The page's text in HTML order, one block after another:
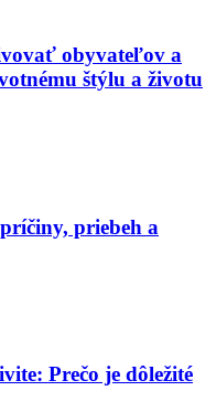
obyvateľov a
štýlu a životu
priebeh a
Prečo je dôležité